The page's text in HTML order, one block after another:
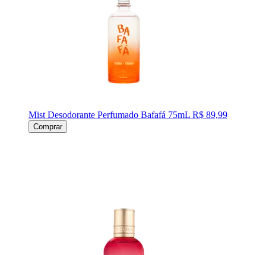
Mist Desodorante Perfumado Bafafá 75mL R$ 89,99
Comprar